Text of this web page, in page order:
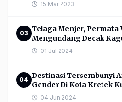
15 Mar 2023
03 Telaga Menjer, Permata
Mengundang Decak
01 Jul 2024
04 Destinasi Tersembunyi
Gender Di Kota Kretek
04 Jun 2024